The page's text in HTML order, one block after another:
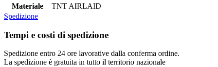
Materiale
TNT AIRLAID
Spedizione
Tempi e costi di spedizione
Spedizione entro 24 ore lavorative dalla conferma ordine.
La spedizione è gratuita in tutto il territorio nazionale